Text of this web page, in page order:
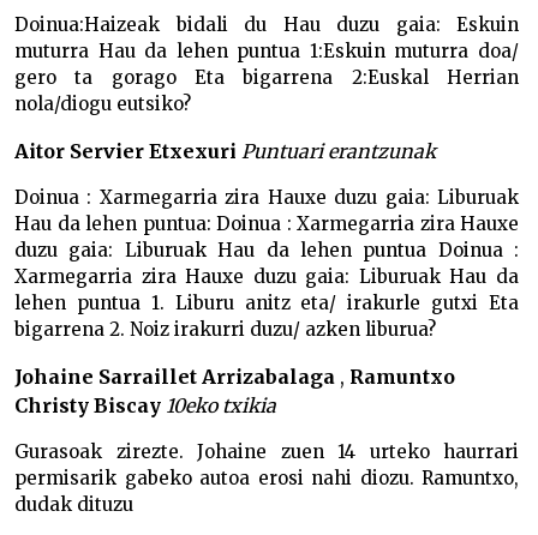
Doinua:Haizeak bidali du Hau duzu gaia: Eskuin
muturra Hau da lehen puntua 1:Eskuin muturra doa/
gero ta gorago Eta bigarrena 2:Euskal Herrian
nola/diogu eutsiko?
Aitor Servier Etxexuri Puntuari erantzunak
Doinua : Xarmegarria zira Hauxe duzu gaia: Liburuak
Hau da lehen puntua: Doinua : Xarmegarria zira Hauxe
duzu gaia: Liburuak Hau da lehen puntua Doinua :
Xarmegarria zira Hauxe duzu gaia: Liburuak Hau da
lehen puntua 1. Liburu anitz eta/ irakurle gutxi Eta
bigarrena 2. Noiz irakurri duzu/ azken liburua?
Johaine Sarraillet Arrizabalaga , Ramuntxo
Christy Biscay 10eko txikia
Gurasoak zirezte. Johaine zuen 14 urteko haurrari
permisarik gabeko autoa erosi nahi diozu. Ramuntxo,
dudak dituzu